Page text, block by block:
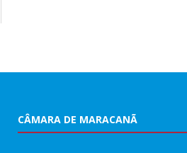
CÂMARA DE MARACANÃ